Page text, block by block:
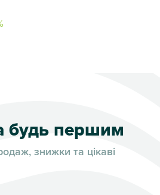
будь першим
знижки та цікаві